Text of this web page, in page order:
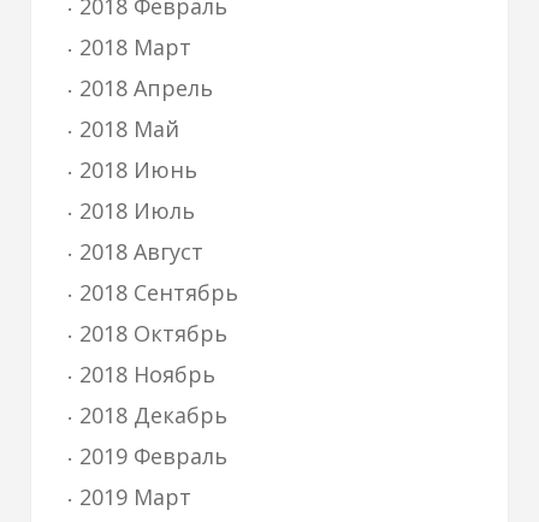
2018 Февраль
2018 Март
2018 Апрель
2018 Май
2018 Июнь
2018 Июль
2018 Август
2018 Сентябрь
2018 Октябрь
2018 Ноябрь
2018 Декабрь
2019 Февраль
2019 Март